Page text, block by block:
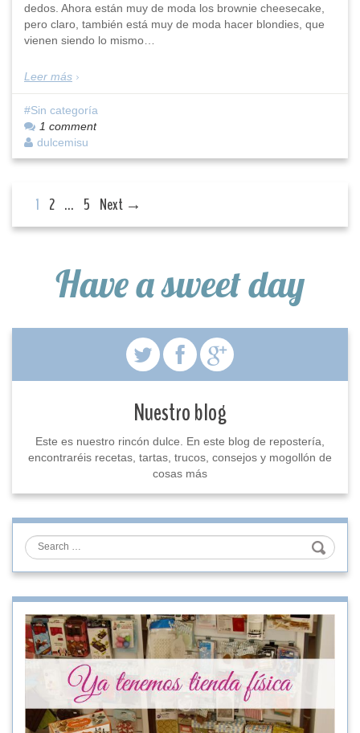
dedos. Ahora están muy de moda los brownie cheesecake,
pero claro, también está muy de moda hacer blondies, que
vienen siendo lo mismo…
Leer más
Sin categoría
1 comment
dulcemisu
1 2 … 5 Next →
Have a sweet day
Nuestro blog
Este es nuestro rincón dulce. En este blog de repostería,
encontraréis recetas, tartas, trucos, consejos y mogollón de
cosas más
Search